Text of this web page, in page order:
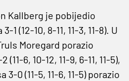
Kallberg je pobijedio
1 (12-10, 8-11, 11-3, 11-8). U
Moregard porazio
6, 10-12, 11-9, 6-11, 11-5),
3-0 (11-5, 11-6, 11-5) porazio